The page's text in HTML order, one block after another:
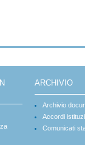
ARCHIVIO
Archivio
Accordi
Comunicati